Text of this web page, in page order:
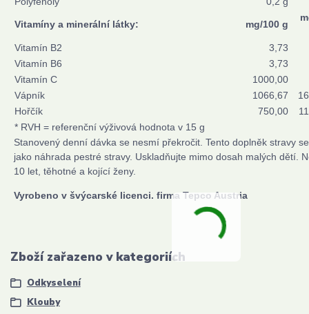
Vitamíny a minerální látky: mg/100 g
Vitamín B2
3,73
Vitamín B6
3,73
Vitamín C
1000,00
Vápník
1066,67
Hořčík
750,00
* RVH = referenční výživová hodnota v 15 g
Stanovený denní dávka se nesmí překročit. Tento doplněk stravy
jako náhrada pestré stravy. Uskladňujte mimo dosah malých dětí.
10 let, těhotné a kojící ženy.
Vyrobeno v švýcarské licenci. firma Tepco Austria
Zboží zařazeno v kategoriích
Odkyselení
Klouby